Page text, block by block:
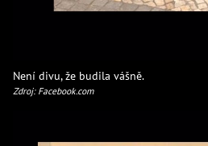
Není divu, že budila vášně.
Zdroj: Facebook.com